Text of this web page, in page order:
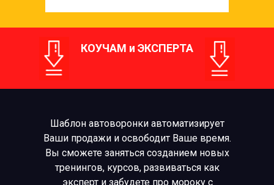
КОУЧАМ и ЭКСПЕРТА
Шаблон автоворонки автоматизирует
Ваши продажи и освободит Ваше время.
Вы сможете заняться созданием новых
тренингов, курсов, развиваться как
эксперт и забудете про мороку с